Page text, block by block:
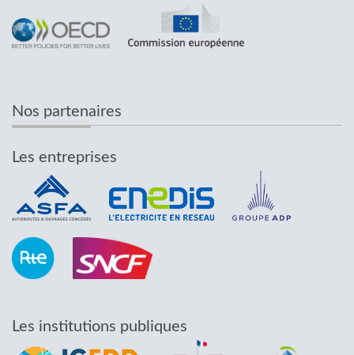
Nos partenaires
Les entreprises
Les institutions publiques